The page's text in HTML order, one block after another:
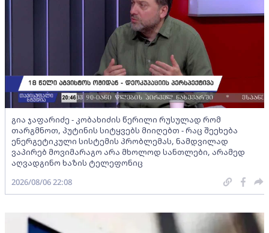
გია ჯაფარიძე - კობახიძის წერილი რუსულად რომ
თარგმნოთ, პუტინის სიტყვებს მიიღებთ - რაც შეეხება
ენერგეტიკული სისტემის პრობლემას, ნამდვილად
ვაპირებ მოვიმარაგო არა მხოლოდ სანთლები, არამედ
აღვადგინო ხაზის ტელეფონიც
2026/08/06 22:08